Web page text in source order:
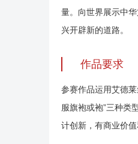
量。向世界展示中
兴开辟新的道路。
作品要求
参赛作品运用艾德
服旗袍或袍”三种类
计创新，有商业价